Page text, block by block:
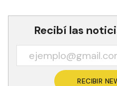
Recibí las
RECIBIR